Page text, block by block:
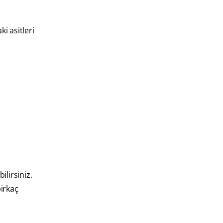
asitleri